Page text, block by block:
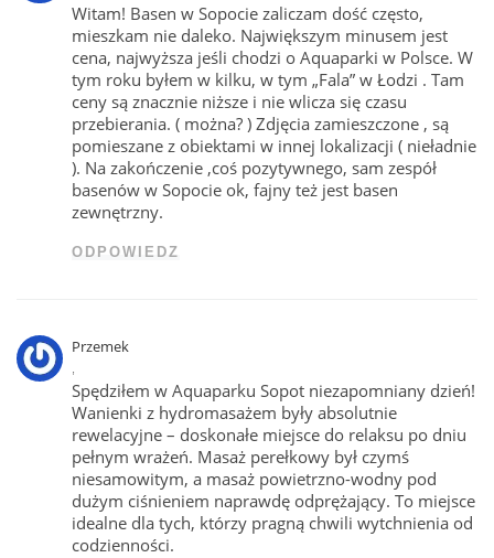
Witam! Basen w Sopocie zaliczam dość często,
mieszkam nie daleko. Największym minusem jest
cena, najwyższa jeśli chodzi o Aquaparki w Polsce. W
tym roku byłem w kilku, w tym „Fala” w Łodzi . Tam
ceny są znacznie niższe i nie wlicza się czasu
przebierania. ( można? ) Zdjęcia zamieszczone , są
pomieszane z obiektami w innej lokalizacji ( nieładnie
). Na zakończenie ,coś pozytywnego, sam zespół
basenów w Sopocie ok, fajny też jest basen
zewnętrzny.
ODPOWIEDZ
Przemek
,
Spędziłem w Aquaparku Sopot niezapomniany dzień!
Wanienki z hydromasażem były absolutnie
rewelacyjne – doskonałe miejsce do relaksu po dniu
pełnym wrażeń. Masaż perełkowy był czymś
niesamowitym, a masaż powietrzno-wodny pod
dużym ciśnieniem naprawdę odprężający. To miejsce
idealne dla tych, którzy pragną chwili wytchnienia od
codzienności.